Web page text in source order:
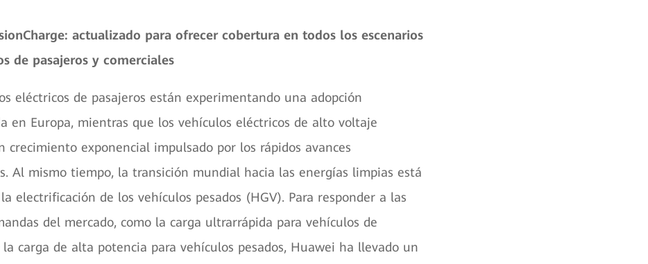
actualizado para ofrecer cobertura en todos los escenarios
de pasajeros y comerciales
eléctricos de pasajeros están experimentando una adopción
en Europa, mientras que los vehículos eléctricos de alto voltaje
crecimiento exponencial impulsado por los rápidos avances
Al mismo tiempo, la transición mundial hacia las energías limpias está
electrificación de los vehículos pesados (HGV). Para responder a las
del mercado, como la carga ultrarrápida para vehículos de
la carga de alta potencia para vehículos pesados, Huawei ha llevado un